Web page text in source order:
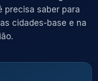
precisa saber para
cidades-base e na